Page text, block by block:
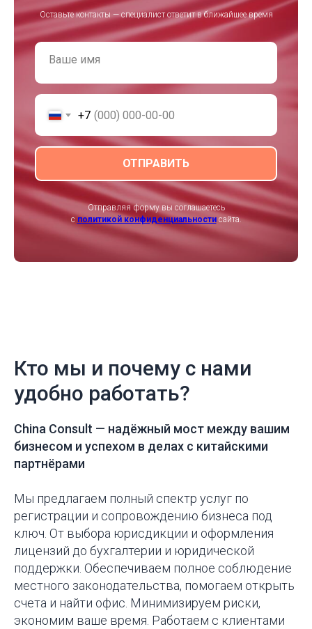
Оставьте контакты — специалист ответит в ближайшее время
Ваше имя
+7
ОТПРАВИТЬ
Отправляя форму вы соглашаетесь
с политикой конфиденциальности сайта.
Кто мы и почему с нами
удобно работать?
China Consult — надёжный мост между вашим
бизнесом и успехом в делах с китайскими
партнёрами
Мы предлагаем полный спектр услуг по
регистрации и сопровождению бизнеса под
ключ. От выбора юрисдикции и оформления
лицензий до бухгалтерии и юридической
поддержки. Обеспечиваем полное соблюдение
местного законодательства, помогаем открыть
счета и найти офис. Минимизируем риски,
экономим ваше время. Работаем с клиентами